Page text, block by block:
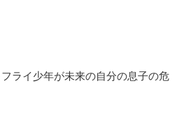
ライ少年が未来の自分の息子の危